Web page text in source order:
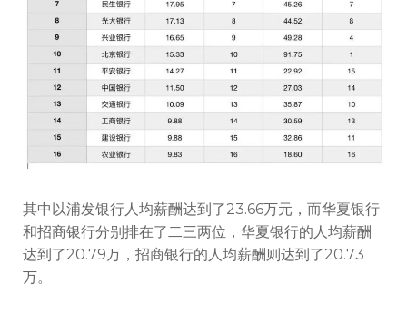
其中以浦发银行人均薪酬达到了23.66万元，而华夏银行
和招商银行分别排在了二三两位，华夏银行的人均薪酬
达到了20.79万，招商银行的人均薪酬则达到了20.73
万。